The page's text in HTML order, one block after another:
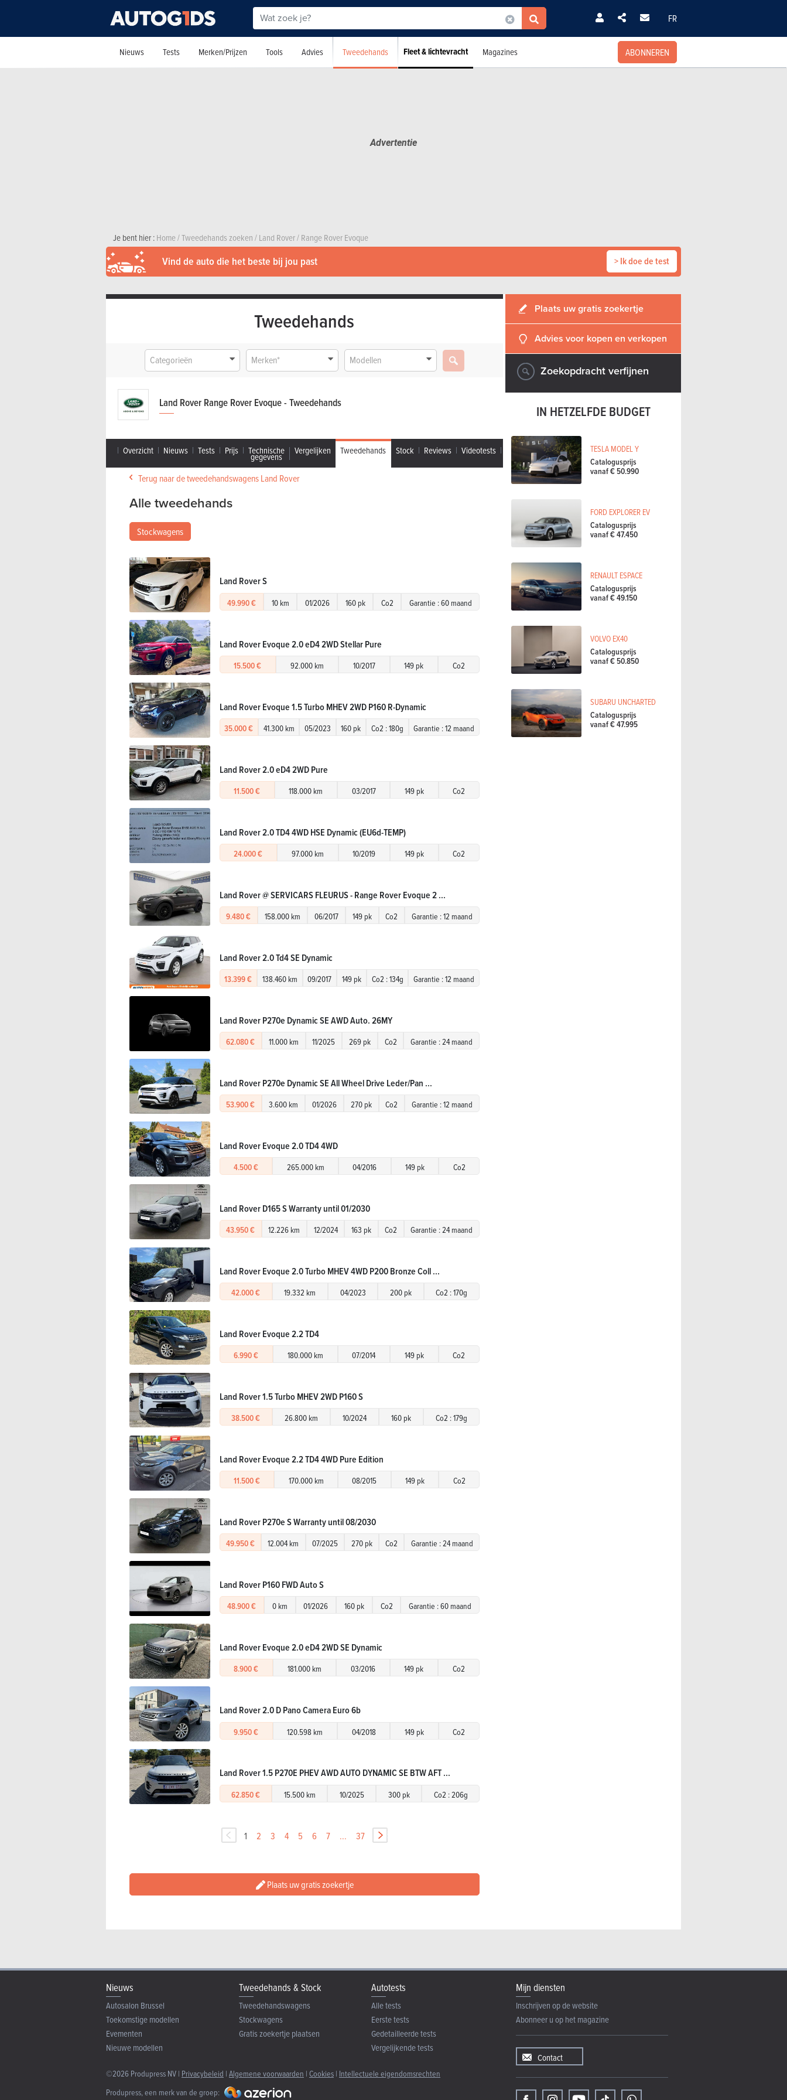
FR
Nieuws Tests Merken/Prijzen Tools Advies Tweedehands Fleet & lichtevracht Magazines ABONNEREN
Je bent hier :Home/Tweedehands zoeken/Land Rover/Range Rover Evoque
Vind de auto die het beste bij jou past > Ik doe de test
Tweedehands
Categorieën Merken* Modellen
Land Rover Range Rover Evoque - Tweedehands
Overzicht Nieuws Tests Prijs Technische
gegevens
Vergelijken Tweedehands Stock Reviews Videotests
Terug naar de tweedehandswagens Land Rover
Alle tweedehands
Stockwagens
Land Rover S
49.990 € 10 km 01/2026 160 pk Co2 Garantie : 60 maand
Land Rover Evoque 2.0 eD4 2WD Stellar Pure
15.500 € 92.000 km 10/2017 149 pk Co2
Land Rover Evoque 1.5 Turbo MHEV 2WD P160 R-Dynamic
35.000 € 41.300 km 05/2023 160 pk Co2 : 180g Garantie : 12 maand
Land Rover 2.0 eD4 2WD Pure
11.500 € 118.000 km 03/2017 149 pk Co2
Land Rover 2.0 TD4 4WD HSE Dynamic (EU6d-TEMP)
24.000 € 97.000 km 10/2019 149 pk Co2
Land Rover @ SERVICARS FLEURUS - Range Rover Evoque 2 ...
9.480 € 158.000 km 06/2017 149 pk Co2 Garantie : 12 maand
Land Rover 2.0 Td4 SE Dynamic
13.399 € 138.460 km 09/2017 149 pk Co2 : 134g Garantie : 12 maand
Land Rover P270e Dynamic SE AWD Auto. 26MY
62.080 € 11.000 km 11/2025 269 pk Co2 Garantie : 24 maand
Land Rover P270e Dynamic SE All Wheel Drive Leder/Pan ...
53.900 € 3.600 km 01/2026 270 pk Co2 Garantie : 12 maand
Land Rover Evoque 2.0 TD4 4WD
4.500 € 265.000 km 04/2016 149 pk Co2
Land Rover D165 S Warranty until 01/2030
43.950 € 12.226 km 12/2024 163 pk Co2 Garantie : 24 maand
Land Rover Evoque 2.0 Turbo MHEV 4WD P200 Bronze Coll ...
42.000 € 19.332 km 04/2023 200 pk Co2 : 170g
Land Rover Evoque 2.2 TD4
6.990 € 180.000 km 07/2014 149 pk Co2
Land Rover 1.5 Turbo MHEV 2WD P160 S
38.500 € 26.800 km 10/2024 160 pk Co2 : 179g
Land Rover Evoque 2.2 TD4 4WD Pure Edition
11.500 € 170.000 km 08/2015 149 pk Co2
Land Rover P270e S Warranty until 08/2030
49.950 € 12.004 km 07/2025 270 pk Co2 Garantie : 24 maand
Land Rover P160 FWD Auto S
48.900 € 0 km 01/2026 160 pk Co2 Garantie : 60 maand
Land Rover Evoque 2.0 eD4 2WD SE Dynamic
8.900 € 181.000 km 03/2016 149 pk Co2
Land Rover 2.0 D Pano Camera Euro 6b
9.950 € 120.598 km 04/2018 149 pk Co2
Land Rover 1.5 P270E PHEV AWD AUTO DYNAMIC SE BTW AFT ...
62.850 € 15.500 km 10/2025 300 pk Co2 : 206g
1 2 3 4 5 6 7 ... 37
Plaats uw gratis zoekertje
Plaats uw gratis zoekertje
Advies voor kopen en verkopen
Zoekopdracht verfijnen
IN HETZELFDE BUDGET
TESLA MODEL Y
Catalogusprijs
vanaf € 50.990
FORD EXPLORER EV
Catalogusprijs
vanaf € 47.450
RENAULT ESPACE
Catalogusprijs
vanaf € 49.150
VOLVO EX40
Catalogusprijs
vanaf € 50.850
SUBARU UNCHARTED
Catalogusprijs
vanaf € 47.995
Nieuws
Autosalon Brussel
Toekomstige modellen
Evementen
Nieuwe modellen
Tweedehands & Stock
Tweedehandswagens
Stockwagens
Gratis zoekertje plaatsen
Autotests
Alle tests
Eerste tests
Gedetailleerde tests
Vergelijkende tests
©2026 Produpress NV | Privacybeleid | Algemene voorwaarden | Cookies | Intellectuele eigendomsrechten
Produpress, een merk van de groep:
Mijn diensten
Inschrijven op de website
Abonneer u op het magazine
Contact